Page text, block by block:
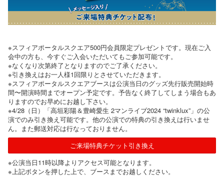
※スフィアポータルスクエア500円会員限定プレゼントです。現在ご入
会中の方も、今すぐご入会いただいてもご参加可能です。
※なくなり次第終了となりますのでご了承ください。
※引き換えはお一人様1回限りとさせていただきます。
※スフィアポータルスクエアブースは公演当日のグッズ先行販売開始時
間〜開演時間までオープン予定です。予告なく終了してしまう場合もあ
りますのでお早めにお越し下さい。
※4/28（日）「高垣彩陽＆豊崎愛生 2マンライブ2024 “twinklux”」の公
演でのみ引き換え可能です。他の公演での特典の引き換えは行いませ
ん。また郵送対応は行なっておりません。
ご来場特典チケット引き換え
※公演当日11時以降よりアクセス可能となります。
※上記ボタンを押した上で、ブースまでお越しください。